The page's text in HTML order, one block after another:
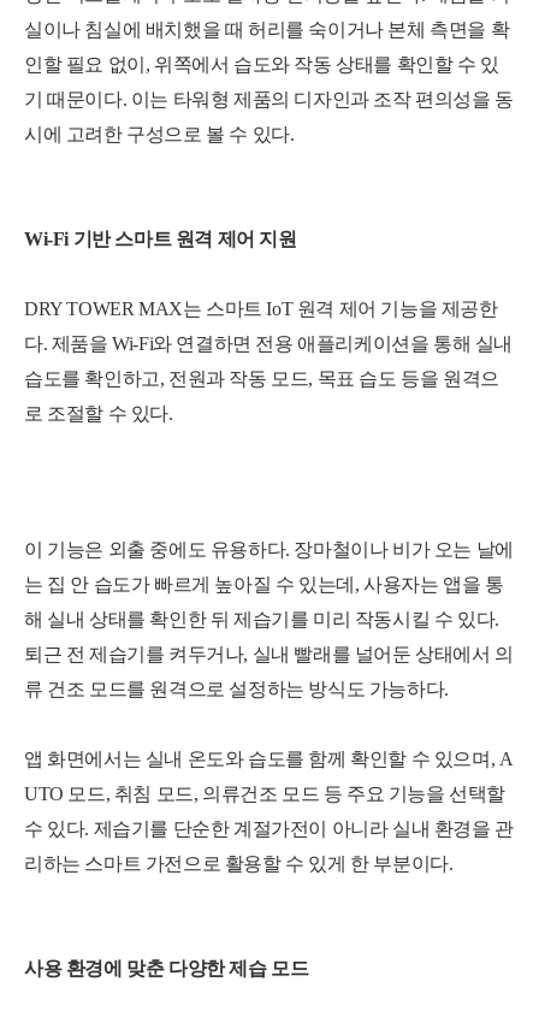
실이나 침실에 배치했을 때 허리를 숙이거나 본체 측면을 확
인할 필요 없이, 위쪽에서 습도와 작동 상태를 확인할 수 있
기 때문이다. 이는 타워형 제품의 디자인과 조작 편의성을 동
시에 고려한 구성으로 볼 수 있다.
Wi-Fi 기반 스마트 원격 제어 지원
DRY TOWER MAX는 스마트 IoT 원격 제어 기능을 제공한
다. 제품을 Wi-Fi와 연결하면 전용 애플리케이션을 통해 실내
습도를 확인하고, 전원과 작동 모드, 목표 습도 등을 원격으
로 조절할 수 있다.
이 기능은 외출 중에도 유용하다. 장마철이나 비가 오는 날에
는 집 안 습도가 빠르게 높아질 수 있는데, 사용자는 앱을 통
해 실내 상태를 확인한 뒤 제습기를 미리 작동시킬 수 있다.
퇴근 전 제습기를 켜두거나, 실내 빨래를 널어둔 상태에서 의
류 건조 모드를 원격으로 설정하는 방식도 가능하다.
앱 화면에서는 실내 온도와 습도를 함께 확인할 수 있으며, A
UTO 모드, 취침 모드, 의류건조 모드 등 주요 기능을 선택할
수 있다. 제습기를 단순한 계절가전이 아니라 실내 환경을 관
리하는 스마트 가전으로 활용할 수 있게 한 부분이다.
사용 환경에 맞춘 다양한 제습 모드